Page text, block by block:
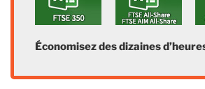
Économisez des dizaines